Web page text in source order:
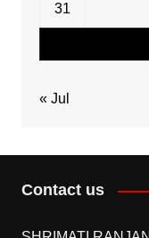
31
« Jul
Contact us